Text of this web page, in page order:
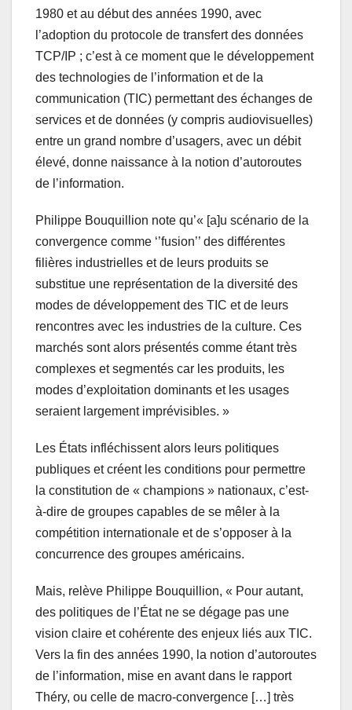
1980 et au début des années 1990, avec
l’adoption du protocole de transfert des données
TCP/IP ; c’est à ce moment que le développement
des technologies de l’information et de la
communication (TIC) permettant des échanges de
services et de données (y compris audiovisuelles)
entre un grand nombre d’usagers, avec un débit
élevé, donne naissance à la notion d’autoroutes
de l’information.
Philippe Bouquillion note qu’« [a]u scénario de la
convergence comme ‘’fusion’’ des différentes
filières industrielles et de leurs produits se
substitue une représentation de la diversité des
modes de développement des TIC et de leurs
rencontres avec les industries de la culture. Ces
marchés sont alors présentés comme étant très
complexes et segmentés car les produits, les
modes d’exploitation dominants et les usages
seraient largement imprévisibles. »
Les États infléchissent alors leurs politiques
publiques et créent les conditions pour permettre
la constitution de « champions » nationaux, c’est-
à-dire de groupes capables de se mêler à la
compétition internationale et de s’opposer à la
concurrence des groupes américains.
Mais, relève Philippe Bouquillion, « Pour autant,
des politiques de l’État ne se dégage pas une
vision claire et cohérente des enjeux liés aux TIC.
Vers la fin des années 1990, la notion d’autoroutes
de l’information, mise en avant dans le rapport
Théry, ou celle de macro-convergence […] très